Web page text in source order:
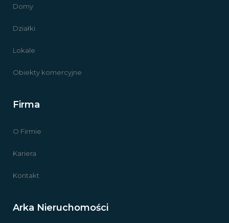
Domy
Działki
Lokale
Obiekty komercyjne
Firma
O Firmie
Kariera
Kontakt
Arka Nieruchomości